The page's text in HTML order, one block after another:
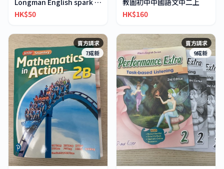
Longman English spark JS2A
HK$50
教圖初中中國語文中二上
HK$160
賣方請求
7成新
賣方請求
9成新